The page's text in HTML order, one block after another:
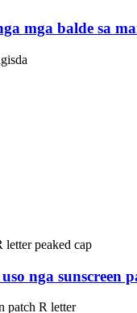
mga balde sa
nga sunscreen
patch R letter